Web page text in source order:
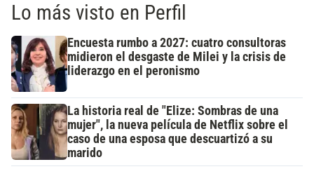
Lo más visto en Perfil
Encuesta rumbo a 2027: cuatro consultoras
midieron el desgaste de Milei y la crisis de
liderazgo en el peronismo
La historia real de "Elize: Sombras de una
mujer", la nueva película de Netflix sobre el
caso de una esposa que descuartizó a su
marido